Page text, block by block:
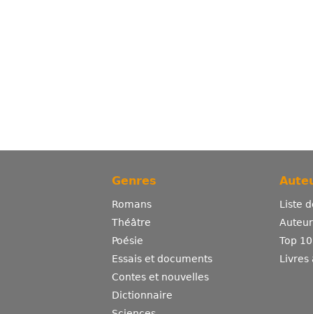
Genres
Romans
Théâtre
Poésie
Essais et documents
Contes et nouvelles
Dictionnaire
Liste
Top
Livres